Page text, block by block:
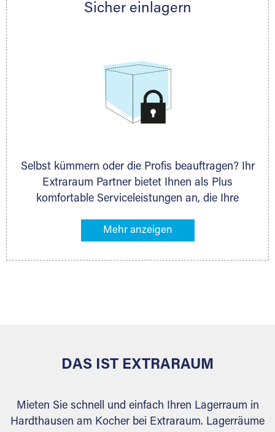
persönlich hinsichtlich Lagervolumen und zu
Sicher einlagern
Selbst kümmern oder die Profis beauftragen? Ihr
Extraraum Partner bietet Ihnen als Plus
komfortable Serviceleistungen an, die Ihre
gehören z. B. Verpackungsservice, Lieferung von
Ihr Lagergut wird bei Ihrem Extraraum Partner
DAS IST EXTRARAUM
Mieten Sie schnell und einfach Ihren Lagerraum in
Hardthausen am Kocher bei Extraraum. Lagerräume